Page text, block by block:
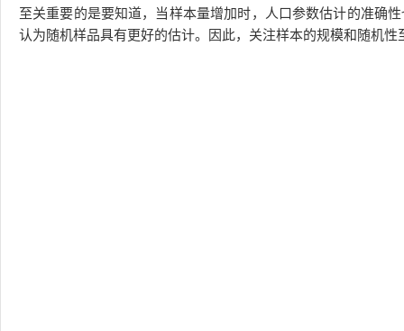
至关重要的是要知道，当样本量增加时，人口参数估计的准确
认为随机样品具有更好的估计。因此，关注样本的规模和随机